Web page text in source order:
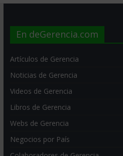
En deGerencia.com
Artículos de Gerencia
Noticias de Gerencia
Videos de Gerencia
Libros de Gerencia
Webs de Gerencia
Negocios por País